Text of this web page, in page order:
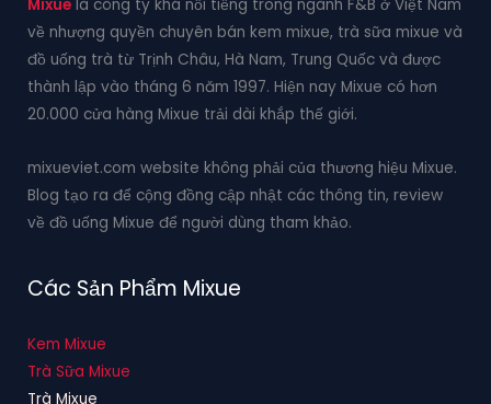
Mixue là công ty khá nổi tiếng trong ngành F&B ở Việt Nam
về nhượng quyền chuyên bán kem mixue, trà sữa mixue và
đồ uống trà từ Trịnh Châu, Hà Nam, Trung Quốc và được
thành lập vào tháng 6 năm 1997. Hiện nay Mixue có hơn
20.000 cửa hàng Mixue trải dài khắp thế giới.
mixueviet.com website không phải của thương hiệu Mixue.
Blog tạo ra để cộng đồng cập nhật các thông tin, review
về đồ uống Mixue để người dùng tham khảo.
Các Sản Phẩm Mixue
Kem Mixue
Trà Sữa Mixue
Trà Mixue